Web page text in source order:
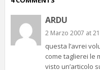
ARDU
2 Marzo 2007 at
questa l’avrei
come taglierei le
visto un’articolo